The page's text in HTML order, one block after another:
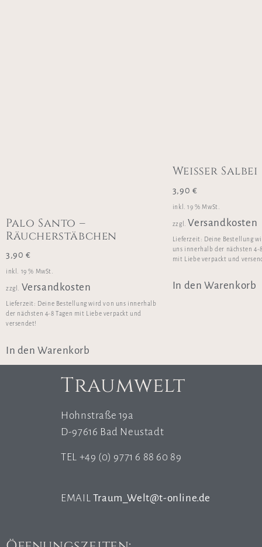
Palo Santo –
Räucherstäbchen
3,90 €
inkl. 19 % MwSt.
zzgl. Versandkosten
Lieferzeit: Deine Bestellung wird von uns innerhalb
der nächsten 4-8 Tagen mit Liebe verpackt und
versendet!
In den Warenkorb
Weißer Salbei
3,90 €
inkl. 19 % MwSt.
zzgl. Versandkosten
Lieferzeit: Deine Bestellung
uns innerhalb der nächsten 4-
mit Liebe verpackt und
In den Warenkorb
Traumwelt
Hohnstraße 19a
D-97616 Bad Neustadt
TEL +49 (0) 9771 6 88 60 89
EMAIL Traum_Welt@t-online.de